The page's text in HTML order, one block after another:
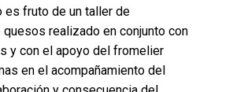
es fruto de un taller de
realizado en conjunto con
y con el apoyo del fromelier
en el acompañamiento del